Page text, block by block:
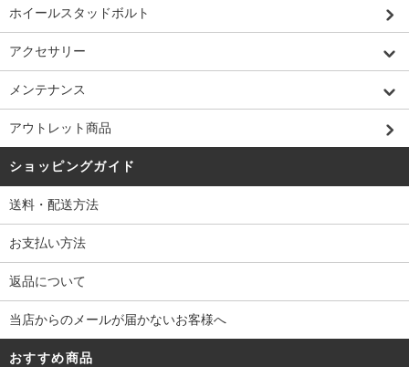
ホイールスタッドボルト
アクセサリー
メンテナンス
アウトレット商品
ショッピングガイド
送料・配送方法
お支払い方法
返品について
当店からのメールが届かないお客様へ
おすすめ商品